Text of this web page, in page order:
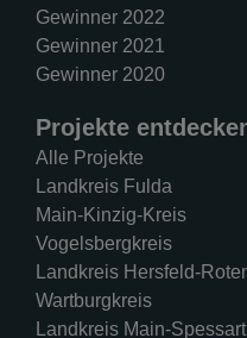
Gewinner 2022
Gewinner 2021
Gewinner 2020
Projekte
Alle Projekte
Landkreis Fulda
Main-Kinzig-Kreis
Vogelsbergkreis
Landkreis Hersfeld-
Wartburgkreis
Landkreis Main-Spessart